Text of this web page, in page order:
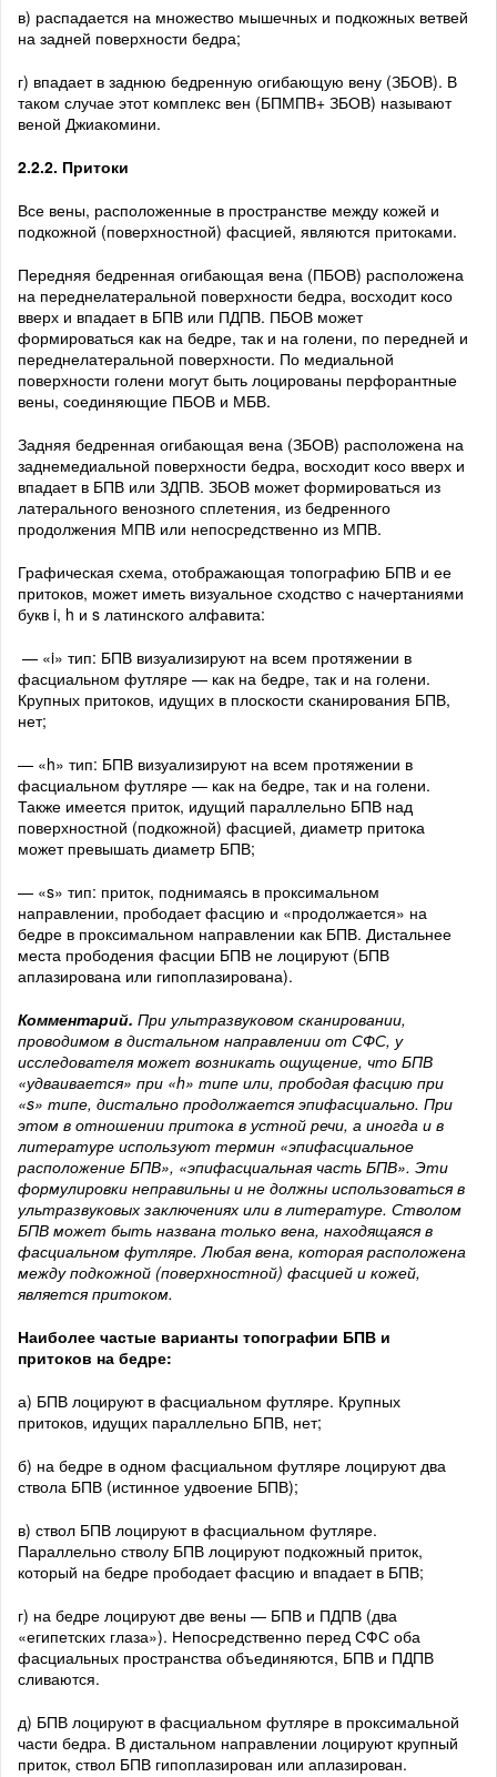
в) распадается на множество мышечных и подкожных ветвей
на задней поверхности бедра;
г) впадает в заднюю бедренную огибающую вену (ЗБОВ). В
таком случае этот комплекс вен (БПМПВ+ ЗБОВ) называют
веной Джиакомини.
2.2.2. Притоки
Все вены, расположенные в пространстве между кожей и
подкожной (поверхностной) фасцией, являются притоками.
Передняя бедренная огибающая вена (ПБОВ) расположена
на переднелатеральной поверхности бедра, восходит косо
вверх и впадает в БПВ или ПДПВ. ПБОВ может
формироваться как на бедре, так и на голени, по передней и
переднелатеральной поверхности. По медиальной
поверхности голени могут быть лоцированы перфорантные
вены, соединяющие ПБОВ и МБВ.
Задняя бедренная огибающая вена (ЗБОВ) расположена на
заднемедиальной поверхности бедра, восходит косо вверх и
впадает в БПВ или ЗДПВ. ЗБОВ может формироваться из
латерального венозного сплетения, из бедренного
продолжения МПВ или непосредственно из МПВ.
Графическая схема, отображающая топографию БПВ и ее
притоков, может иметь визуальное сходство с начертаниями
букв i, h и s латинского алфавита:
— «i» тип: БПВ визуализируют на всем протяжении в
фасциальном футляре — как на бедре, так и на голени.
Крупных притоков, идущих в плоскости сканирования БПВ,
нет;
— «h» тип: БПВ визуализируют на всем протяжении в
фасциальном футляре — как на бедре, так и на голени.
Также имеется приток, идущий параллельно БПВ над
поверхностной (подкожной) фасцией, диаметр притока
может превышать диаметр БПВ;
— «s» тип: приток, поднимаясь в проксимальном
направлении, прободает фасцию и «продолжается» на
бедре в проксимальном направлении как БПВ. Дистальнее
места прободения фасции БПВ не лоцируют (БПВ
аплазирована или гипоплазирована).
Комментарий. При ультразвуковом сканировании,
проводимом в дистальном направлении от СФС, у
исследователя может возникать ощущение, что БПВ
«удваивается» при «h» типе или, прободая фасцию при
«s» типе, дистально продолжается эпифасциально. При
этом в отношении притока в устной речи, а иногда и в
литературе используют термин «эпифасциальное
расположение БПВ», «эпифасциальная часть БПВ». Эти
формулировки неправильны и не должны использоваться в
ультразвуковых заключениях или в литературе. Стволом
БПВ может быть названа только вена, находящаяся в
фасциальном футляре. Любая вена, которая расположена
между подкожной (поверхностной) фасцией и кожей,
является притоком.
Наиболее частые варианты топографии БПВ и
притоков на бедре:
а) БПВ лоцируют в фасциальном футляре. Крупных
притоков, идущих параллельно БПВ, нет;
б) на бедре в одном фасциальном футляре лоцируют два
ствола БПВ (истинное удвоение БПВ);
в) ствол БПВ лоцируют в фасциальном футляре.
Параллельно стволу БПВ лоцируют подкожный приток,
который на бедре прободает фасцию и впадает в БПВ;
г) на бедре лоцируют две вены — БПВ и ПДПВ (два
«египетских глаза»). Непосредственно перед СФС оба
фасциальных пространства объединяются, БПВ и ПДПВ
сливаются.
д) БПВ лоцируют в фасциальном футляре в проксимальной
части бедра. В дистальном направлении лоцируют крупный
приток, ствол БПВ гипоплазирован или аплазирован.